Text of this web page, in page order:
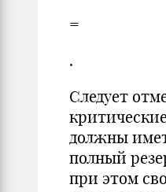
=
.
Следует
должны
полный
при этом